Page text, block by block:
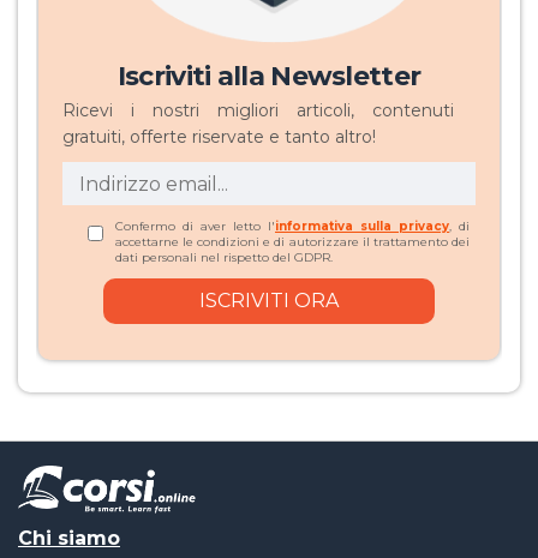
Iscriviti alla Newsletter
Ricevi i nostri migliori articoli, contenuti
gratuiti, offerte riservate e tanto altro!
Confermo di aver letto l'informativa sulla privacy, di
accettarne le condizioni e di autorizzare il trattamento dei
dati personali nel rispetto del GDPR.
Chi siamo